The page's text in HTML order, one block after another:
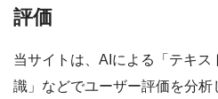
評価
当サイトは、AIによる「テキ
識」などでユーザー評価を分